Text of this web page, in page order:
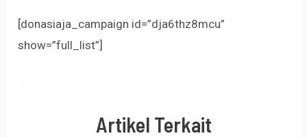
[donasiaja_campaign id=”dja6thz8mcu”
show=”full_list”]
Artikel Terkait